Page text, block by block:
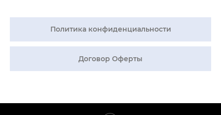
Политика конфиденциальности
Договор Оферты